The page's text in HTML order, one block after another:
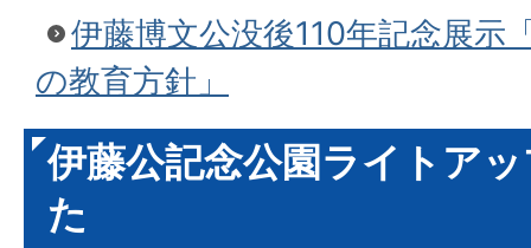
伊藤博文公没後110年記念展示
の教育方針」
伊藤公記念公園ライトア
た